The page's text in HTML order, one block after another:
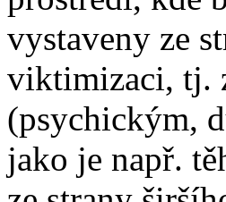
vystaveny ze
viktimizaci, tj.
(psychickým,
jako je např.